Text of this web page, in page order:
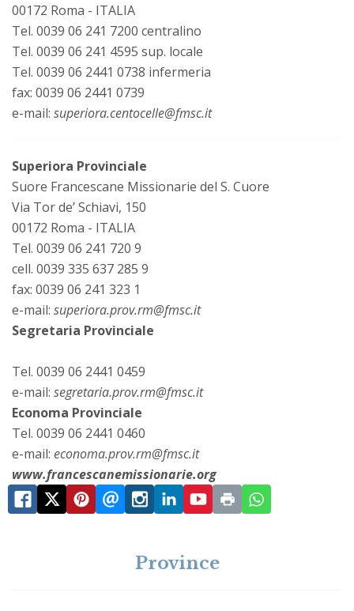
00172 Roma - ITALIA
Tel. 0039 06 241 7200 centralino
Tel. 0039 06 241 4595 sup. locale
Tel. 0039 06 2441 0738 infermeria
fax: 0039 06 2441 0739
e-mail: superiora.centocelle@fmsc.it
Superiora Provinciale
Suore Francescane Missionarie del S. Cuore
Via Tor de’ Schiavi, 150
00172 Roma - ITALIA
Tel. 0039 06 241 720 9
cell. 0039 335 637 285 9
fax: 0039 06 241 323 1
e-mail: superiora.prov.rm@fmsc.it
Segretaria Provinciale
Tel. 0039 06 2441 0459
e-mail: segretaria.prov.rm@fmsc.it
Economa Provinciale
Tel. 0039 06 2441 0460
e-mail: economa.prov.rm@fmsc.it
www.francescanemissionarie.org
Province